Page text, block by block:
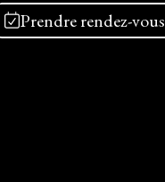
Prendre rendez-vous